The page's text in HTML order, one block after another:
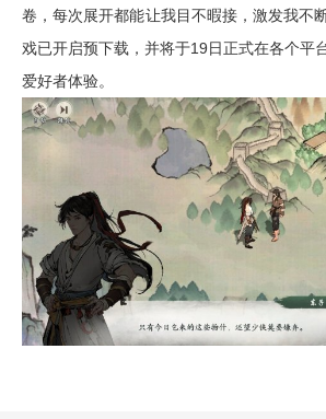
卷，每次展开都能让我目不暇接，激发我不
戏已开启预下载，并将于19日正式在各个平
爱好者体验。